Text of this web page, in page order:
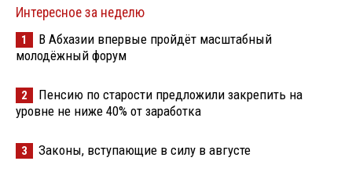
Интересное за неделю
1
В Абхазии впервые пройдёт масштабный
молодёжный форум
2
Пенсию по старости предложили закрепить на
уровне не ниже 40% от заработка
3 Законы, вступающие в силу в августе